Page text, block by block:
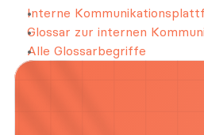
Interne
Glossar zur internen
Alle Glossarbegriffe